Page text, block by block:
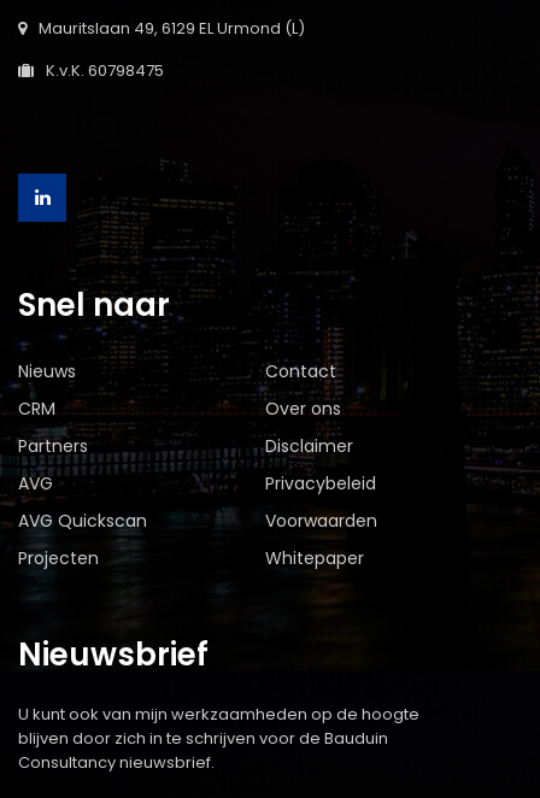
Mauritslaan 49, 6129 EL Urmond (L)
K.v.K. 60798475
Snel naar
Nieuws
Contact
CRM
Over ons
Partners
Disclaimer
AVG
Privacybeleid
AVG Quickscan
Voorwaarden
Projecten
Whitepaper
Nieuwsbrief
U kunt ook van mijn werkzaamheden op de hoogte
blijven door zich in te schrijven voor de Bauduin
Consultancy nieuwsbrief.